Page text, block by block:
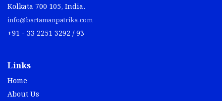
Kolkata 700 105, India.
info@bartamanpatrika.com
+91 - 33 2251 3292 / 93
Links
Home
About Us